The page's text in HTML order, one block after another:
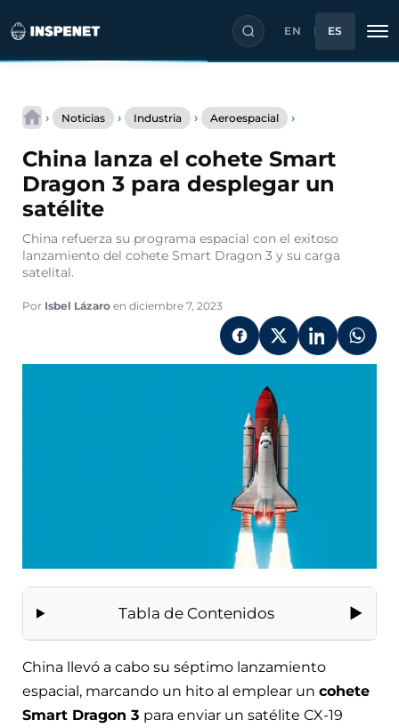
contenido
EN ES
› Noticias › Industria › Aeroespacial ›
cohete
Smart
Dragon
desplegar
un
China lanza el cohete Smart
Dragon 3 para desplegar un
satélite
China refuerza su programa espacial con el exitoso
lanzamiento del cohete Smart Dragon 3 y su carga
satelital.
Por Isbel Lázaro en diciembre 7, 2023
Tabla de Contenidos
China llevó a cabo su séptimo lanzamiento
espacial, marcando un hito al emplear un cohete
Smart Dragon 3 para enviar un satélite CX-19